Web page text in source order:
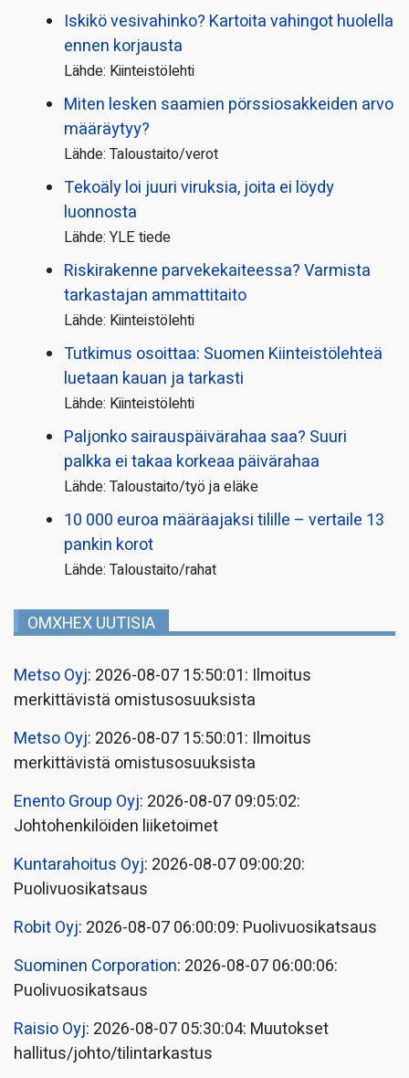
Iskikö vesivahinko? Kartoita vahingot huolella
ennen korjausta
Lähde: Kiinteistölehti
Miten lesken saamien pörssi­osakkeiden arvo
määräytyy?
Lähde: Taloustaito/verot
Tekoäly loi juuri viruksia, joita ei löydy
luonnosta
Lähde: YLE tiede
Riskirakenne parvekekaiteessa? Varmista
tarkastajan ammattitaito
Lähde: Kiinteistölehti
Tutkimus osoittaa: Suomen Kiinteistölehteä
luetaan kauan ja tarkasti
Lähde: Kiinteistölehti
Paljonko sairauspäivä­rahaa saa? Suuri
palkka ei takaa korkeaa päivärahaa
Lähde: Taloustaito/työ ja eläke
10 000 euroa määräajaksi tilille – vertaile 13
pankin korot
Lähde: Taloustaito/rahat
OMXHEX UUTISIA
Metso Oyj: 2026-08-07 15:50:01: Ilmoitus
merkittävistä omistusosuuksista
Metso Oyj: 2026-08-07 15:50:01: Ilmoitus
merkittävistä omistusosuuksista
Enento Group Oyj: 2026-08-07 09:05:02:
Johtohenkilöiden liiketoimet
Kuntarahoitus Oyj: 2026-08-07 09:00:20:
Puolivuosikatsaus
Robit Oyj: 2026-08-07 06:00:09: Puolivuosikatsaus
Suominen Corporation: 2026-08-07 06:00:06:
Puolivuosikatsaus
Raisio Oyj: 2026-08-07 05:30:04: Muutokset
hallitus/johto/tilintarkastus